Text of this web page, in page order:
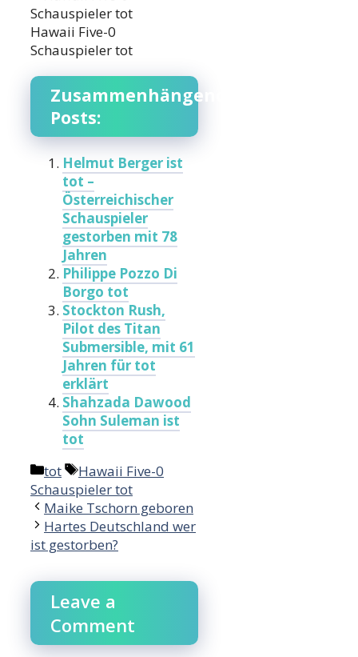
Hawaii Five-0
Schauspieler tot
Zusammenhängende
Posts:
Helmut Berger ist
tot –
Österreichischer
Schauspieler
gestorben mit 78
Jahren
Philippe Pozzo Di
Borgo tot
Stockton Rush,
Pilot des Titan
Submersible, mit 61
Jahren für tot
erklärt
Shahzada Dawood
Sohn Suleman ist
tot
Categories
tot Tags
Hawaii Five-0
Schauspieler tot
Maike Tschorn geboren
Hartes Deutschland wer
ist gestorben?
Leave a
Comment